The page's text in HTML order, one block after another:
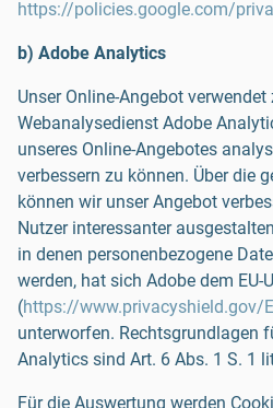
https://policies.google.com/
b) Adobe Analytics
Unser Online-Angebot verwendet
Webanalysedienst Adobe
unseres Online-Angebotes
verbessern zu können. Über die
können wir unser Angebot
Nutzer interessanter
in denen personenbezogene
werden, hat sich Adobe dem EU-
(https://www.privacyshield.gov/
unterworfen. Rechtsgrundlagen
Analytics sind Art. 6 Abs. 1 S. 1
Für die Auswertung werden